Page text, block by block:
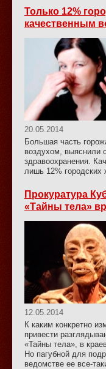
Только 12%
качественным
20.05.2014
Большая часть
воздухом, выяснили
здравоохранения.
лишь 12% городских
Прокуратура
«Тайны тела»
12.05.2014
К каким конкретно
привести
«Тайны тела», в
Но пагубной для
ведомстве ее все-